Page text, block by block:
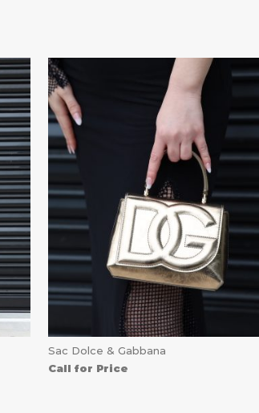
Sac Dolce & Gabbana
Call for Price